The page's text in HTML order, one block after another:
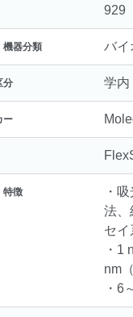
929
機器分類 バ
分 学
ー
特徴
・
法、
セイ
・1
nm
・6